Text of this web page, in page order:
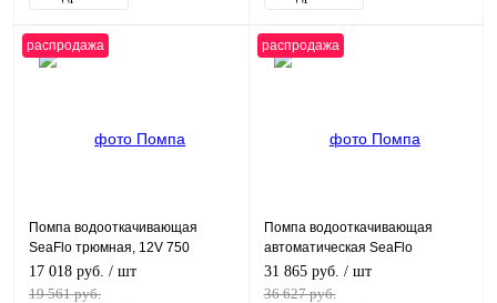
распродажа
Помпа водооткачивающая
SeaFlo трюмная, 12V 750
галлон/час, патрубок 19 мм
17 018 руб. / шт
19 561 руб.
распродажа
Помпа водооткачивающая
автоматическая SeaFlo
трюмная, 12V 750 галлон/час,
патрубок 19 мм
31 865 руб. / шт
36 627 руб.